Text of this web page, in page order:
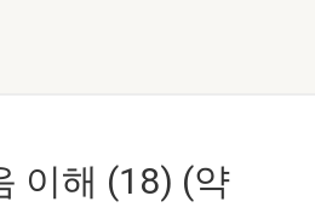
이해 (18) (약